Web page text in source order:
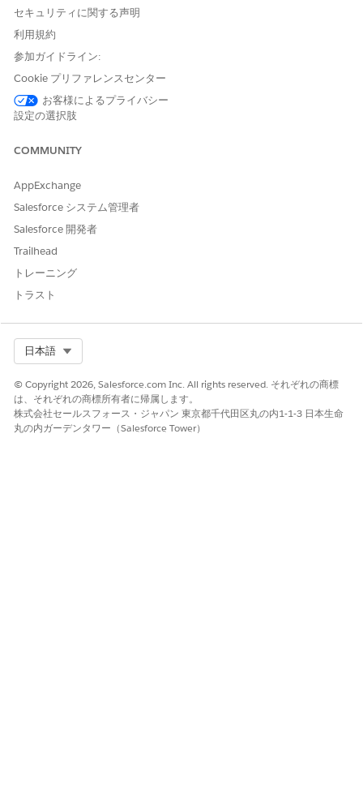
ざまなタイプのレコードにすばやく移行できます。
サポートされるオブジェクト
次のオブジェクトはグローバル検索の対象です。
取引先 + ヘルスケア提供者
問い合わせ
訪問 + 提供者訪問
サポート対象の項目種別
次のデータ型はグローバル検索で使用できます。
メール
数式 (戻り値のデータ型がテキスト)
選択リスト (表示ラベルの i18n サポートあり)
はい
セキュリティに関する声明
利用規約
参加ガイドライン:
Cookie プリファレンスセンター
お客様によるプライバシー
設定の選択肢
COMMUNITY
AppExchange
Salesforce システム管理者
Salesforce 開発者
Trailhead
トレーニング
トラスト
日本語
© Copyright 2026, Salesforce.com Inc. All rights reserved. それぞれの商標
は、それぞれの商標所有者に帰属します。
株式会社セールスフォース・ジャパン 東京都千代田区丸の内1-1-3 日本生命
丸の内ガーデンタワー（Salesforce Tower）